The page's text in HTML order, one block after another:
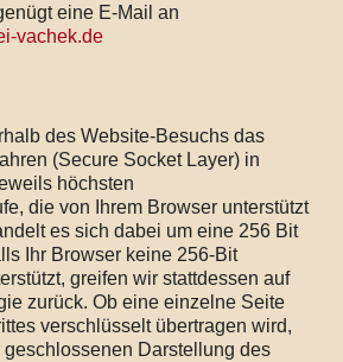
eine E-Mail an
vachek.de
des Website-Besuchs das
(Secure Socket Layer) in
höchsten
die von Ihrem Browser unterstützt
es sich dabei um eine 256 Bit
Ihr Browser keine 256-Bit
greifen wir stattdessen auf
zurück. Ob eine einzelne Seite
verschlüsselt übertragen wird,
Darstellung des